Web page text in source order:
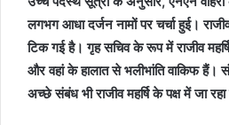
लगभग आधा दर्जन नामों पर चर्चा हुई।
टिक गई है। गृह सचिव के रूप में राजीव
और वहां के हालात से भलीभांति वाकिफ
अच्छे संबंध भी राजीव महर्षि के पक्ष में जा